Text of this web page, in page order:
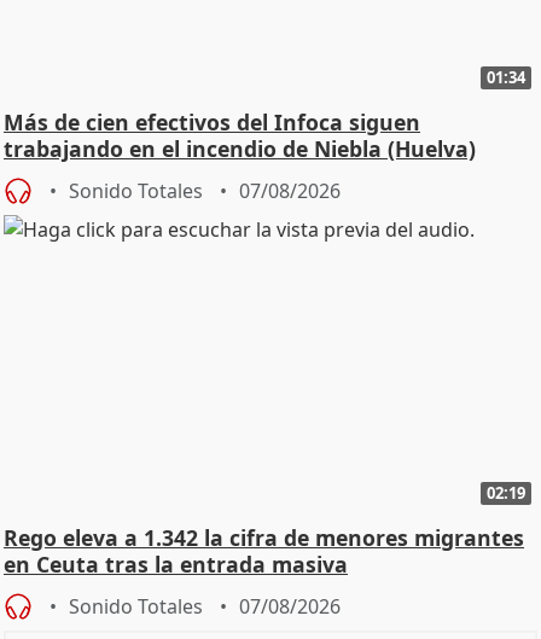
01:34
Más de cien efectivos del Infoca siguen
trabajando en el incendio de Niebla (Huelva)
Sonido Totales 07/08/2026
02:19
Rego eleva a 1.342 la cifra de menores migrantes
en Ceuta tras la entrada masiva
Sonido Totales 07/08/2026